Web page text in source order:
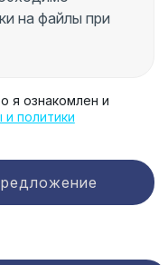
я ознакомлен и
политики